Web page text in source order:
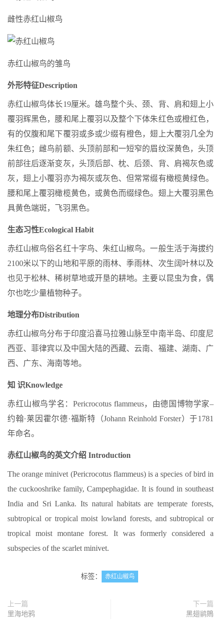
雌性赤红山椒鸟
赤红山椒鸟的雏鸟
外形特征Description
赤红山椒鸟体长19厘米。雄鸟整个头、颈、背、肩和翅上小
覆羽辉黑色，腰和尾上覆羽以及整个下体朱红色或橙红色，
有的仅腹和尾下覆羽或多或少缀有橙色，翅上大覆羽几全为
朱红色；雌鸟前额、头顶前部和一短窄的眉纹深黄色，头顶
前部往后逐渐变灰，头顶后部、枕、后颈、背、肩褐灰色或
灰，翅上小覆羽亦为褐灰或灰色、但常常缀有橄榄黄绿色。
腰和尾上覆羽橄榄黄色，或黄色而缀绿色。翅上大覆羽黑色
具黄色端斑，飞羽黑色。
生态习性Ecological Habit
赤红山椒鸟俗名红十字鸟、朱红山椒鸟。一般生活于海拔约
2100米以下的山地和平原的雨林、季雨林、次生阔叶林以及
也见于松林、稀树草地或开垦的耕地。主要以昆虫为食，偶
尔也吃少量植物种子。
地理分布Distribution
赤红山椒鸟分布于印度沿喜马拉雅山脉至中南半岛、印度尼
西亚、菲律宾以及中国大陆的西藏、云南、福建、湖南、广
西、广东、海南等地。
知 识Knowledge
赤红山椒鸟学名：Pericrocotus flammeus，由德国博物学家–
约翰·莱因霍尔德·福斯特（Johann Reinhold Forster）于1781
年命名。
赤红山椒鸟的英文介绍 Introduction
The orange minivet (Pericrocotus flammeus) is a species of bird in
the cuckooshrike family, Campephagidae. It is found in southeast
India and Sri Lanka. Its natural habitats are temperate forests,
subtropical or tropical moist lowland forests, and subtropical or
tropical moist montane forest. It was formerly considered a
subspecies of the scarlet minivet.
标签： 赤红山椒鸟
上一篇
里海地鸦
下一篇
黑翅鹟鵙